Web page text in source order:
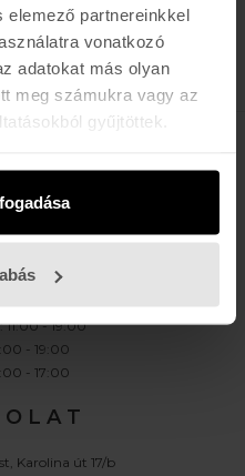
elemező partnereinkkel
vonatkozó
adatokat más olyan
meg számukra vagy az
gyűjtöttek.
A 17 / B
- 19:00
- 19:00
52 (ÚJ)
- 19:00
- 19:00
- 17:00
O L A T
Karolina út 17/b